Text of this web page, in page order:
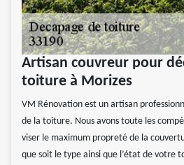
Artisan couvreur pour
toiture à Morizes
VM Rénovation est un artisan
de la toiture. Nous avons toute les
viser le maximum propreté de la
que soit le type ainsi que l’état de votre